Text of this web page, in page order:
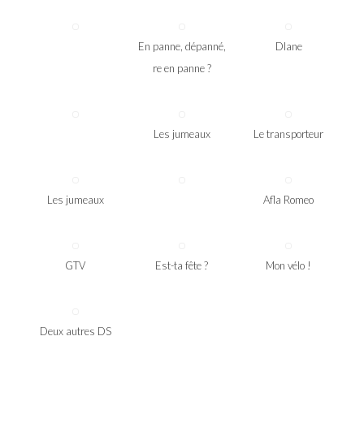
En panne, dépanné,
re en panne ?
DIane
Les jumeaux Le transporteur
Les jumeaux Afla Romeo
GTV Est-ta fête ? Mon vélo !
Deux autres DS